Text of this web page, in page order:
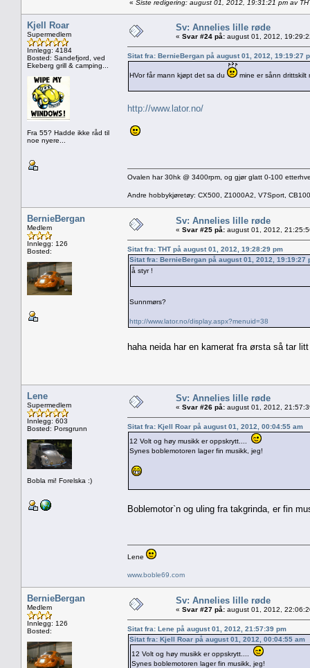
« Siste redigering: august 01, 2012, 19:31:21 pm av
Kjell Roar
Supermedlem
Innlegg: 4184
Bosted: Sandefjord, ved
Ekeberg grill & camping...
Fra 55? Hadde ikke råd til
noe nyere...
Sv: Annelies lille røde
« Svar #24 på: august 01, 2012,
Sitat fra: BernieBergan på august 01, 2012, 19:19:27
HVor får mann kjøpt det sa du mine er sånn
http://www.lator.no/
Ovalen har 30hk @ 3400rpm, og gjør glatt 0-100
Andre hobbykjøretøy: CX500, Z1000A2, V7Sport, CB100
BernieBergan
Medlem
Innlegg: 126
Bosted:
Sv: Annelies lille røde
« Svar #25 på: august 01, 2012,
Sitat fra: THT på august 01, 2012, 19:28:29 pm
Sitat fra: BernieBergan på august 01, 2012, 19:19:27
å styr !
Sunnmørs?
http://www.lator.no/display.aspx?menuid=38
haha neida har en kamerat fra ørsta så tar
Lene
Supermedlem
Innlegg: 603
Bosted: Porsgrunn
Bobla mi! Forelska :)
Sv: Annelies lille røde
« Svar #26 på: august 01, 2012,
Sitat fra: Kjell Roar på august 01, 2012, 00:04:55 am
12 Volt og høy musikk er oppskrytt....
Synes boblemotoren lager fin musikk, jeg!
Boblemotor`n og uling fra takgrinda, er fin
Lene
www.boble69.com
BernieBergan
Medlem
Innlegg: 126
Bosted:
Sv: Annelies lille røde
« Svar #27 på: august 01, 2012,
Sitat fra: Lene på august 01, 2012, 21:57:39 pm
Sitat fra: Kjell Roar på august 01, 2012, 00:04:55 am
12 Volt og høy musikk er oppskrytt....
Synes boblemotoren lager fin musikk, jeg!